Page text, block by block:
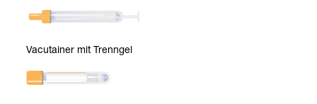
Vacu­tai­ner mit Trenn­gel